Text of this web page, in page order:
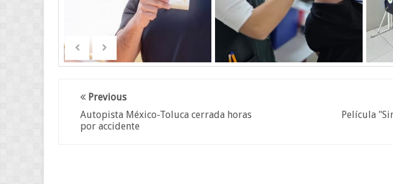
Película
Previous
Autopista México-Toluca cerrada horas
por accidente